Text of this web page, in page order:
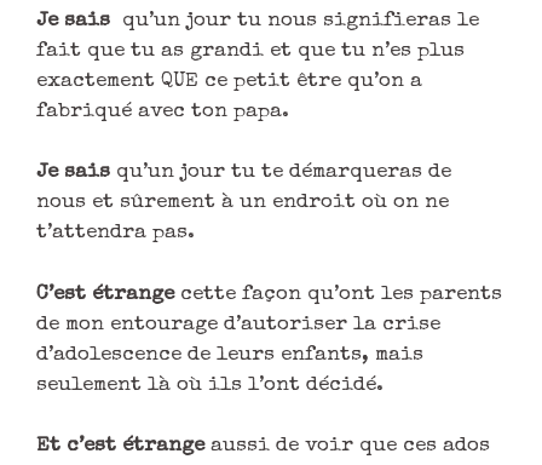
Je sais qu’un jour tu nous signifieras le
fait que tu as grandi et que tu n’es plus
exactement QUE ce petit être qu’on a
fabriqué avec ton papa.
Je sais qu’un jour tu te démarqueras de
nous et sûrement à un endroit où on ne
t’attendra pas.
C’est étrangecette façon qu’ont les parents
de mon entourage d’autoriser la crise
d’adolescence de leurs enfants, mais
seulement là où ils l’ont décidé.
Et c’est étrangeaussi de voir que ces ados